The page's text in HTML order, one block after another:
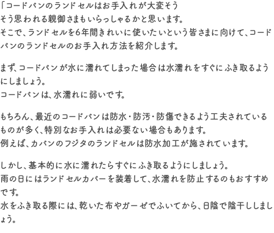
「コードバンのランドセルはお手入れが大変そう
そう思われる親御さまもいらっしゃるかと思います。
そこで、ランドセルを6年間きれいに使いたいという皆さまに向けて、コード
バンのランドセルのお手入れ方法を紹介します。
まず、コードバンが水に濡れてしまった場合は水濡れをすぐにふき取るよう
にしましょう。
コードバンは、水濡れに弱いです。
もちろん、最近のコードバンは防水・防汚・防傷できるよう工夫されている
ものが多く、特別なお手入れは必要ない場合もあります。
例えば、カバンのフジタのランドセルは防水加工が施されています。
しかし、基本的に水に濡れたらすぐにふき取るようにしましょう。
雨の日にはランドセルカバーを装着して、水濡れを防止するのもおすすめ
です。
水をふき取る際には、乾いた布やガーゼでふいてから、日陰で陰干ししまし
ょう。